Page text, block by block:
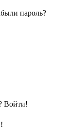
пароль?
Войти!